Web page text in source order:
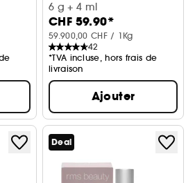
6 g + 4 ml
CHF 59.90*
59.900,00 CHF / 1Kg
42
*TVA incluse, hors frais de
livraison
Ajouter
Deal